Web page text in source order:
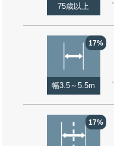
75歳以上
17%
幅3.5～5.5m
17%